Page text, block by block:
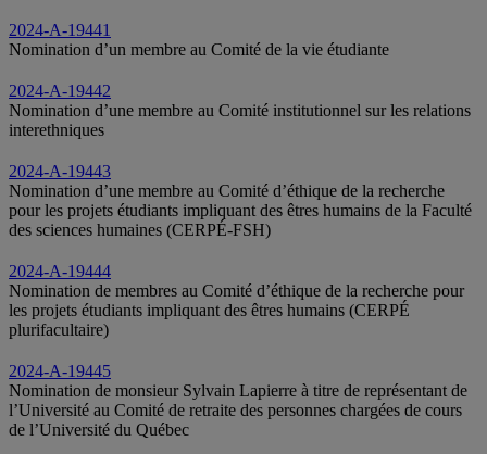
2024-A-19441
Nomination d’un membre au Comité de la vie étudiante
2024-A-19442
Nomination d’une membre au Comité institutionnel sur les relations
interethniques
2024-A-19443
Nomination d’une membre au Comité d’éthique de la recherche
pour les projets étudiants impliquant des êtres humains de la Faculté
des sciences humaines (CERPÉ-FSH)
2024-A-19444
Nomination de membres au Comité d’éthique de la recherche pour
les projets étudiants impliquant des êtres humains (CERPÉ
plurifacultaire)
2024-A-19445
Nomination de monsieur Sylvain Lapierre à titre de représentant de
l’Université au Comité de retraite des personnes chargées de cours
de l’Université du Québec